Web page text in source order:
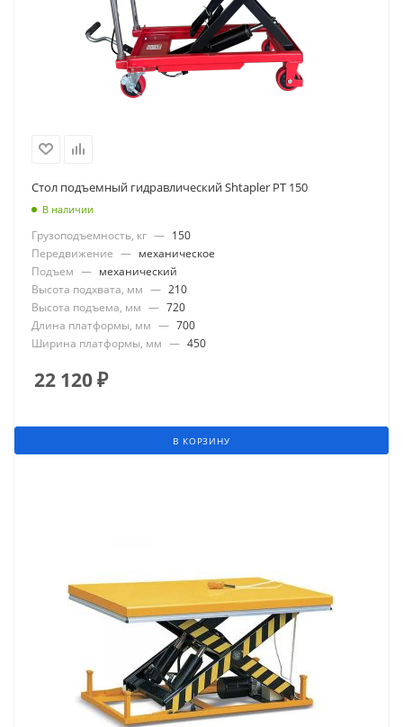
Стол подъемный гидравлический Shtapler PT 150
В наличии
Грузоподъемность, кг — 150
Передвижение — механическое
Подъем — механический
Высота подхвата, мм — 210
Высота подъема, мм — 720
Длина платформы, мм — 700
Ширина платформы, мм — 450
22 120₽
В КОРЗИНУ